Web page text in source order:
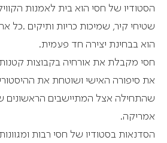
הסטודיו של חסי הוא בית לאמנות
שטיחי קיר, שמיכות כריות ותיקים .כל
הוא בבחינת יצירה חד פעמית.
חסי מקבלת את אורחיה בקבוצות
את סיפורה האישי ושוטחת את
שהתחילה אצל המתיישבים הראשונים
אמריקה.
הסדנאות בסטודיו של חסי רבות